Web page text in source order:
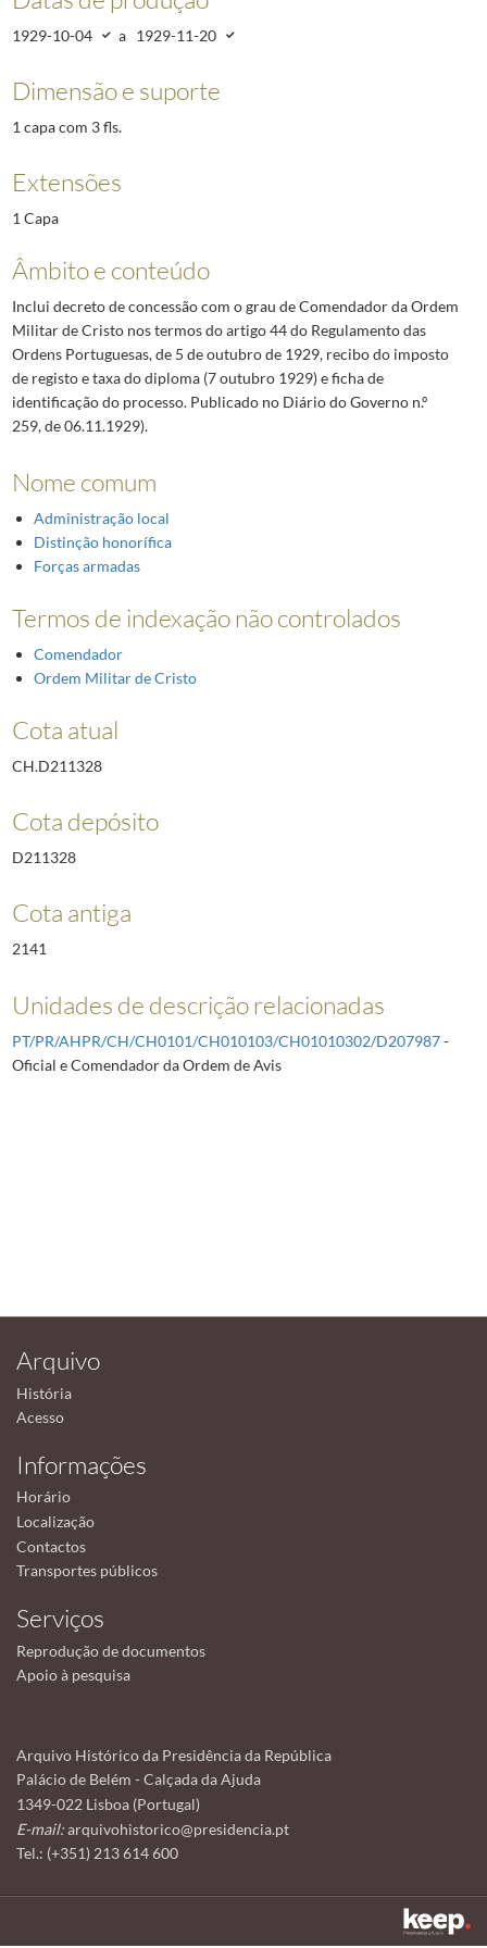
1929-10-04 a 1929-11-20
Dimensão e suporte
1 capa com 3 fls.
Extensões
1 Capa
Âmbito e conteúdo
Inclui decreto de concessão com o grau de Comendador da Ordem
Militar de Cristo nos termos do artigo 44 do Regulamento das
Ordens Portuguesas, de 5 de outubro de 1929, recibo do imposto
de registo e taxa do diploma (7 outubro 1929) e ficha de
identificação do processo. Publicado no Diário do Governo n.º
259, de 06.11.1929).
Nome comum
Administração local
Distinção honorífica
Forças armadas
Termos de indexação não controlados
Comendador
Ordem Militar de Cristo
Cota atual
CH.D211328
Cota depósito
D211328
Cota antiga
2141
Unidades de descrição relacionadas
PT/PR/AHPR/CH/CH0101/CH010103/CH01010302/D207987-
Oficial e Comendador da Ordem de Avis
Arquivo
História
Acesso
Informações
Horário
Localização
Contactos
Transportes públicos
Serviços
Reprodução de documentos
Apoio à pesquisa
Arquivo Histórico da Presidência da República
Palácio de Belém - Calçada da Ajuda
1349-022 Lisboa (Portugal)
E-mail:arquivohistorico@presidencia.pt
Tel.: (+351) 213 614 600